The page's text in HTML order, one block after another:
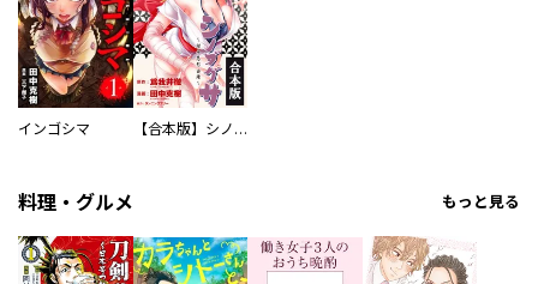
インゴシマ 【合本版】シノブグサ～柑子忍形由緒～
料理・グルメ もっと見る